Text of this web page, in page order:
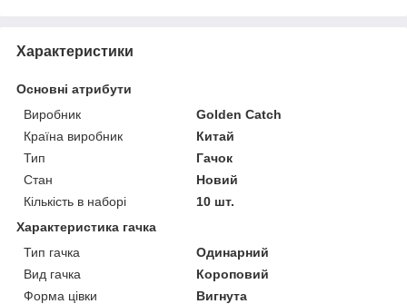
Характеристики
Основні атрибути
Виробник
Golden Catch
Країна виробник
Китай
Тип
Гачок
Стан
Новий
Кількість в наборі
10 шт.
Характеристика гачка
Тип гачка
Одинарний
Вид гачка
Короповий
Форма цівки
Вигнута